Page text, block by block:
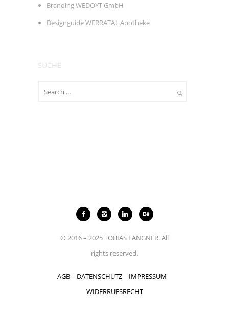
Branding WEDOYT GmbH
Designguide WERRATAL Apotheke
SUCHE
© 2016 – 2025 TOBIAS LANGNER. All
rights reserved.
AGB DATENSCHUTZ
IMPRESSUM
WIDERRUFSRECHT